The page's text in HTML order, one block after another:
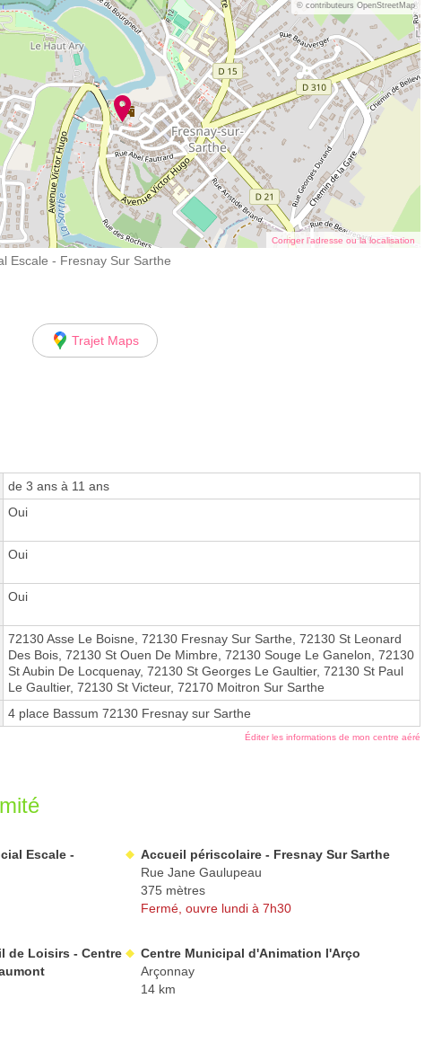
© contributeurs OpenStreetMap
Corriger l’adresse ou la localisation
Escale - Fresnay Sur Sarthe
Trajet Maps
de 3 ans à 11 ans
Oui
Oui
Oui
72130 Asse Le Boisne, 72130 Fresnay Sur Sarthe, 72130 St Leonard
Des Bois, 72130 St Ouen De Mimbre, 72130 Souge Le Ganelon, 72130
St Aubin De Locquenay, 72130 St Georges Le Gaultier, 72130 St Paul
Le Gaultier, 72130 St Victeur, 72170 Moitron Sur Sarthe
4 place Bassum 72130 Fresnay sur Sarthe
Éditer les informations de mon centre aéré
Escale -
Accueil périscolaire - Fresnay Sur Sarthe
Rue Jane Gaulupeau
375 mètres
Fermé, ouvre lundi à 7h30
de Loisirs - Centre
Centre Municipal d'Animation l'Arço
Arçonnay
14 km